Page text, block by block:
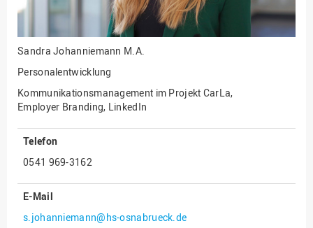
Finanzen
Forschung, Kooperation,
Drittmittel
Gebäude und Technik
Gesellschaftliches
Engagement
Gleichstellungsbüro
strategie
Innenrevision
Sandra Johanniemann M.A.
Personalentwicklung
Kommunikationsmanagement im Projekt CarLa,
Employer Branding, LinkedIn
Telefon
0541 969-3162
E-Mail
s.johanniemann@hs-osnabrueck.de